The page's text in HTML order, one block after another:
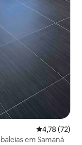
4,78 de uma
4,78 (72)
em Samaná